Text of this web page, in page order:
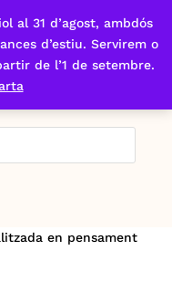
al 31 d’agost, ambdós
d’estiu. Servirem o
de l’1 de setembre.
en pensament